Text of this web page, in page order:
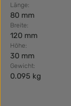
Länge:
80 mm
Breite:
120 mm
Höhe:
30 mm
Gewicht:
0.095 kg